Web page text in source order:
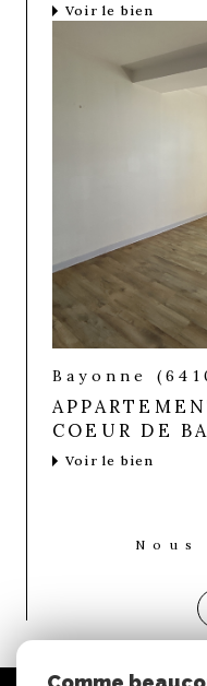
Voir le bien
Bayonne
COEUR DE
Voir le bien